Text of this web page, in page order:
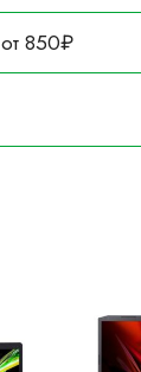
от 850₽